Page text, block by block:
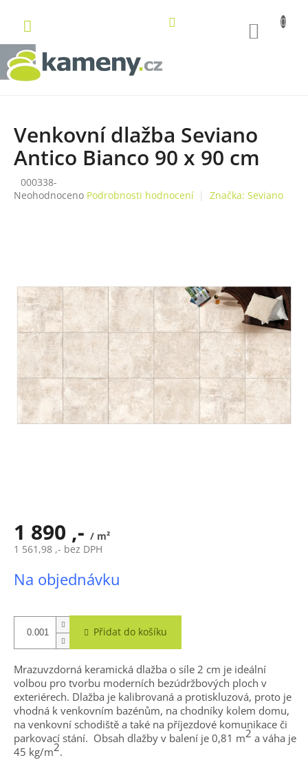
obsah
Venkovní dlažba Seviano
Antico Bianco 90 x 90 cm
000338-
Průměrné
hvězdiček.
Neohodnoceno Podrobnosti hodnocení Značka: Seviano
1 890 ,- / m²
1 561,98 ,- bez DPH
cena:
Na objednávku
Přidat do košíku
Mrazuvzdorná keramická dlažba o síle 2 cm je ideální
volbou pro tvorbu moderních bezúdržbových ploch v
exteriérech. Dlažba je kalibrovaná a protiskluzová, proto je
vhodná k venkovním bazénům, na chodníky kolem domu,
na venkovní schodiště a také na příjezdové komunikace či
parkovací stání. Obsah dlažby v balení je 0,81 m2 a váha je
45 kg/m2.